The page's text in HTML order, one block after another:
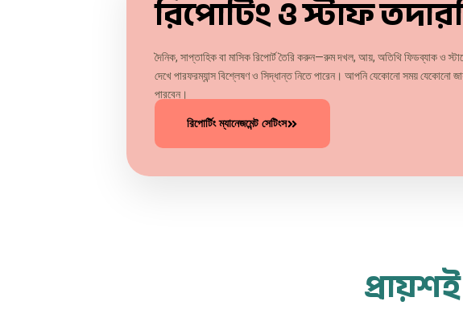
রিপোর্টিং ও স্টাফ
দৈনিক, সাপ্তাহিক বা মাসিক রিপোর্ট তৈরি করুন—রুম দখল, আয়, অতিথি ফিডব্যাক ও
দেখে পারফরম্যান্স বিশ্লেষণ ও সিদ্ধান্ত নিতে পারেন। আপনি যেকোনো সময় যেকোনো
পারবেন।
রিপোর্টিং ম্যানেজমেন্ট সেটিংস